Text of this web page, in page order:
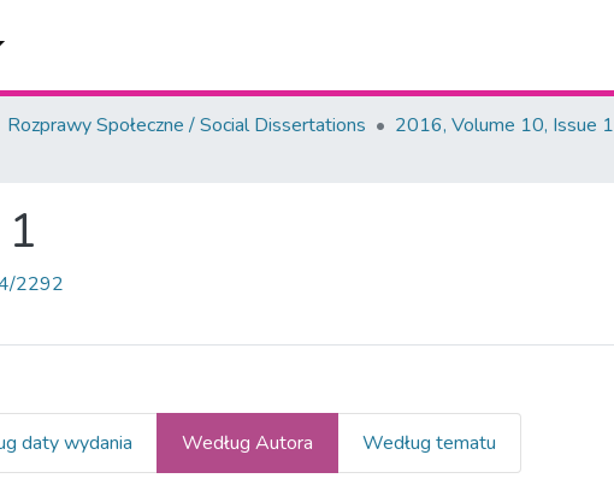
Rozprawy Społeczne / Social Dissertations
2016, Volume 10, Issue 1
2292
daty wydania Według Autora Według tematu